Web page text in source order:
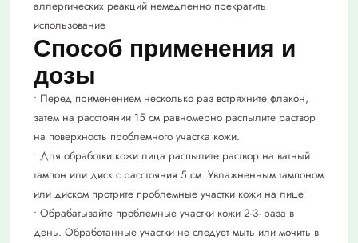
аллергических реакций немедленно прекратить
использование
Способ применения и
дозы
• Перед применением несколько раз встряхните флакон,
затем на расстоянии 15 см равномерно распылите раствор
на поверхность проблемного участка кожи.
• Для обработки кожи лица распылите раствор на ватный
тампон или диск с расстояния 5 см. Увлажненным тампоном
или диском протрите проблемные участки кожи на лице
• Обрабатывайте проблемные участки кожи 2-3- раза в
день. Обработанные участки не следует мыть или мочить в